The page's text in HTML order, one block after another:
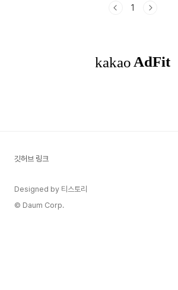
다시 java로 함..) 가장 긴 증가하는 부분 수열 2는
공부했다. 핵심 개념은 이 두가지라고 생각하는데
증가하는 수열을 리스트로 선언해두고 배열을 하나
1
깃허브 링크
Designed by 티스토리
© Daum Corp.